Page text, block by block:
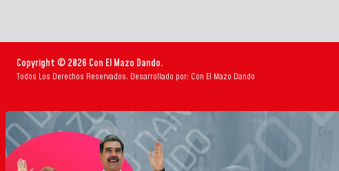
Copyright © 2026 Con El Mazo Dando.
Todos Los Derechos Reservados. Desarrollado por: Con El Mazo Dando